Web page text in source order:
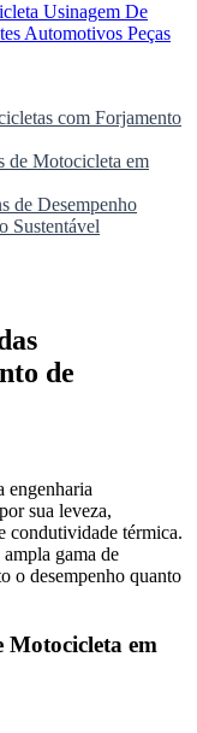
Usinagem De
Automotivos Peças
com Forjamento
de Motocicleta em
de Desempenho
Sustentável
de
engenharia
sua leveza,
condutividade térmica.
gama de
o desempenho quanto
Motocicleta em